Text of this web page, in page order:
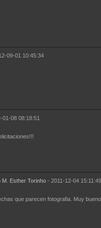
09-01 10:45:34
08 08:18:51
M. Esther Torinho- 2011-12-04 15:11:49
que parecen fotografia. Muy